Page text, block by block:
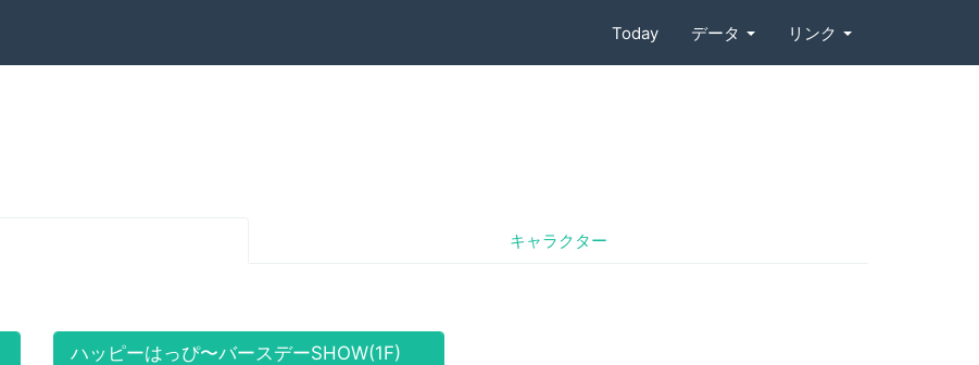
Today データ リンク
キャラクター
ハッピーはっぴ〜バースデーSHOW(1F)